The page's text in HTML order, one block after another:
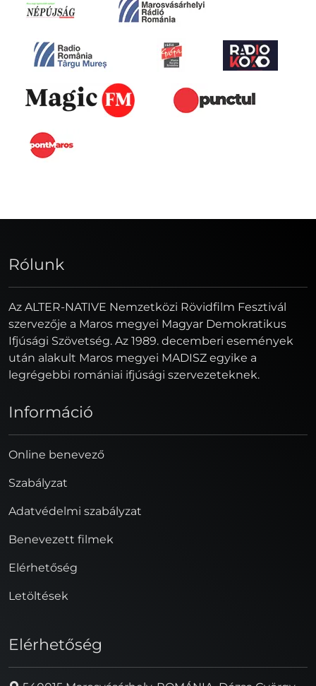
Rólunk
Az ALTER-NATIVE Nemzetközi Rövidfilm Fesztivál
szervezője a Maros megyei Magyar Demokratikus
Ifjúsági Szövetség. Az 1989. decemberi események
után alakult Maros megyei MADISZ egyike a
legrégebbi romániai ifjúsági szervezeteknek.
Információ
Online benevező
Szabályzat
Adatvédelmi szabályzat
Benevezett filmek
Elérhetőség
Letöltések
Elérhetőség